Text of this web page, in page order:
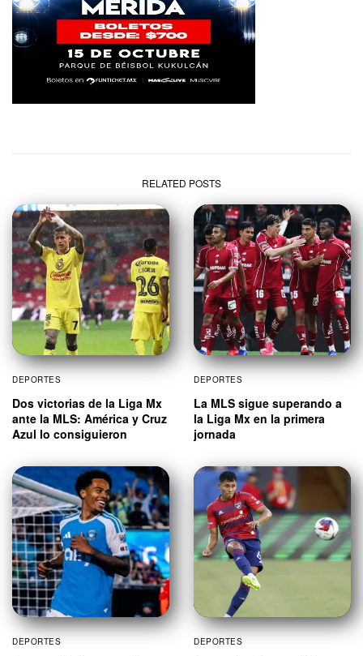
RELATED POSTS
DEPORTES
Dos victorias de la Liga Mx
ante la MLS: América y Cruz
Azul lo consiguieron
DEPORTES
La MLS sigue superando a
la Liga Mx en la primera
jornada
DEPORTES DEPORTES